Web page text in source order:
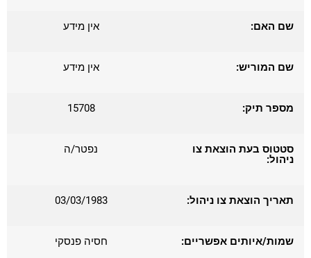
שם האם: אין מידע
שם המוריש: אין מידע
מספר תיק: 15708
סטטוס בעת הוצאת צו
ניהול:
נפטר/ה
תאריך הוצאת צו ניהול: 03/03/1983
שמות/איותים אפשריים: חסיה פנסקי